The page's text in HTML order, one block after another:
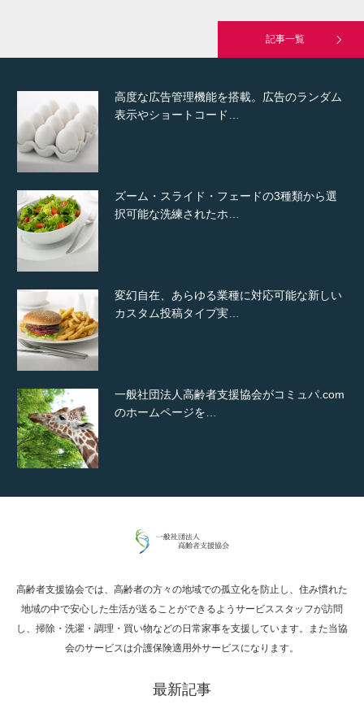
記事一覧
高度な広告管理機能を搭載。広告のランダム
表示やショートコード…
ズーム・スライド・フェードの3種類から選
択可能な洗練されたホ…
変幻自在、あらゆる業種に対応可能な新しい
カスタム投稿タイプ実…
一般社団法人高齢者支援協会がコミュパ.com
のホームページを…
通常投稿
Hello world!
究極的に実用性を重視した「フッターバー」
高齢者支援協会では、高齢者の方々の地域での孤立化を防止し、住み慣れた
地域の中で安心した生活が送ることができるようサービススタッフが訪問
し、掃除・洗濯・調理・買い物などの日常家事を支援しています。また当協
会のサービスは介護保険適用外サービスになります。
最新記事